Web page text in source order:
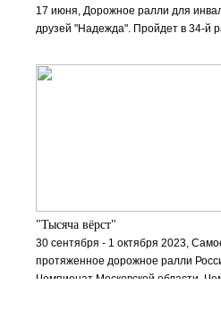
17 июня, Дорожное ралли для
друзей "Надежда". Пройдет в 34-й
"Тысяча вёрст"
30 сентября - 1 октября 2023,
протяженное дорожное ралли
Чемпионат Московской области.